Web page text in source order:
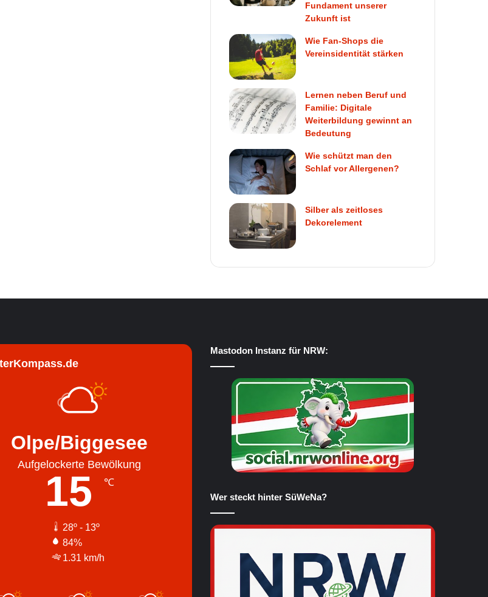
Fundament unserer
Zukunft ist
Wie Fan-Shops die
Vereinsidentität stärken
Lernen neben Beruf und
Familie: Digitale
Weiterbildung gewinnt an
Bedeutung
Wie schützt man den
Schlaf vor Allergenen?
Silber als zeitloses
Dekorelement
Olpe/Biggesee
Aufgelockerte Bewölkung
15 ℃
28º - 13º
84%
1.31 km/h
Mastodon Instanz für NRW:
Wer steckt hinter SüWeNa?